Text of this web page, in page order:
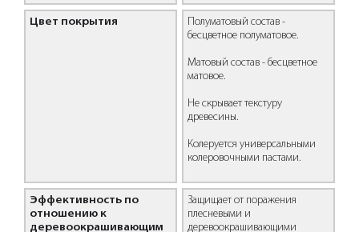
Цвет покрытия
Полуматовый состав -
бесцветное полуматовое.
Матовый состав - бесцветное
матовое.
Не скрывает текстуру
древесины.
Колеруется универсальными
колеровочными пастами.
Эффективность по
отношению к
деревоокрашивающим
Защищает от поражения
плесневыми и
деревоокрашивающими